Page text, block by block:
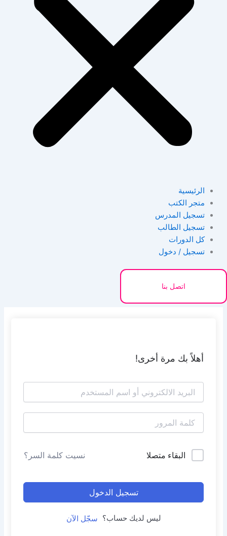
الرئيسية
متجر الكتب
تسجيل المدرس
تسجيل الطالب
كل الدورات
تسجيل / دخول
اتصل بنا
أهلاً بك مرة أخرى!
البقاء متصلا نسيت كلمة السر؟
تسجيل الدخول
ليس لديك حساب؟ سجّل الآن